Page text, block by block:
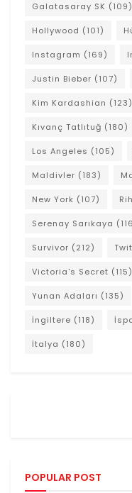
Galatasaray SK (109)
Hollywood (101)
Instagram (169)
Justin Bieber (107)
Kim Kardashian (123)
Kıvanç Tatlıtuğ (180)
Los Angeles (105)
Maldivler (183)
New York (107)
Serenay Sarıkaya
Survivor (212)
Victoria's Secret (115)
Yunan Adaları (135)
İngiltere (118)
İtalya (180)
POPULAR POST